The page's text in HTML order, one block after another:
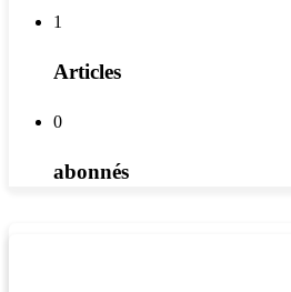
1
Articles
0
abonnés